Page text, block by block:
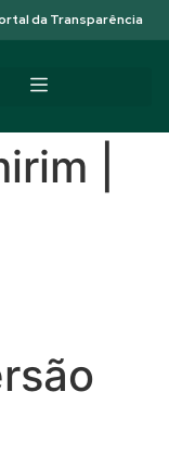
da Transparência
|